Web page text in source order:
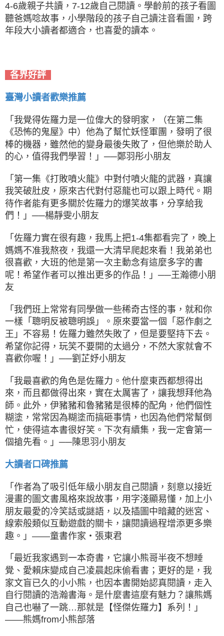
4-6歲親子共讀，7-12歲自己閱讀。學齡前的孩子看圖
聽爸媽唸故事，小學階段的孩子自己讀注音看圖，跨
年段大小讀者都適合，也喜愛的讀本。
各界好評
臺灣小讀者歡樂推薦
「我覺得佐羅力是一位偉大的發明家，（在第二集
《恐怖的鬼屋》中）他為了幫忙妖怪軍團，發明了很
棒的機器，雖然他的變身最後失敗了，但他樂於助人
的心，值得我們學習！」──鄭羽彤小朋友
「第一集《打敗噴火龍》中對付噴火龍的武器，真讓
我笑破肚皮，原來古代對付惡龍也可以跟上時代。期
待作者能有更多關於佐羅力的爆笑故事，分享給我
們！」──楊靜雯小朋友
「佐羅力實在很有趣，我馬上把1-4集都看完了，晚上
媽媽不准我熬夜，我還一大清早爬起來看！我弟弟也
很喜歡，大班的他是第一次主動念有這麼多字的書
呢！希望作者可以推出更多的作品！」──王瀚德小朋
友
「我們班上常常有同學做一些稀奇古怪的事，就和你
一樣「聰明反被聰明誤」。原來要當一個「惡作劇之
王」不容易！佐羅力雖然失敗了，但是要堅持下去。
希望你記得，玩笑不要開的太過分，不然大家就會不
喜歡你喔！」──劉芷妤小朋友
「我最喜歡的角色是佐羅力。他什麼東西都想得出
來，而且都做得出來，實在太厲害了，讓我想拜他為
師。此外，伊豬豬和魯豬豬是很棒的配角，他們個性
糊塗，常常因為糊塗而搞砸事情，也因為他們常幫倒
忙，使得這本書很好笑。下次有續集，我一定會第一
個搶先看。」──陳思羽小朋友
大讀者口碑推薦
「作者為了吸引低年級小朋友自己閱讀，刻意以接近
漫畫的圖文書風格來說故事，用字淺顯易懂，加上小
朋友最愛的冷笑話或謎語，以及插圖中暗藏的迷宮、
線索般類似互動遊戲的關卡，讓閱讀過程增添更多樂
趣。」——童書作家‧張東君
「最近我家遇到一本奇書，它讓小熊哥半夜不想睡
覺、愛賴床變成自己凌晨起床偷看書；更好的是，我
家文盲已久的小小熊，也因本書開始認真閱讀，走入
自行閱讀的浩瀚書海。是什麼書這麼有魅力？讓熊媽
自己也嚇了一跳…那就是【怪傑佐羅力】系列！」
——熊媽from小熊部落